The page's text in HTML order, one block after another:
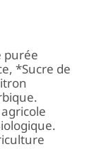
purée
*Sucre de